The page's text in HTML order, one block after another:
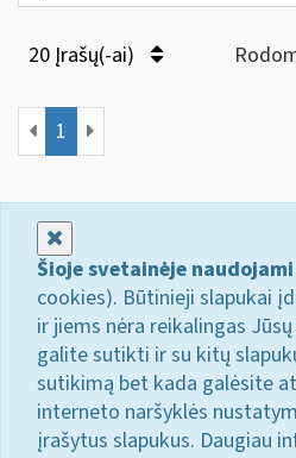
20 Įrašų(-ai)
1
Šioje svetainėje
cookies). Būtinieji slapukai
ir jiems nėra reikalingas
galite sutikti ir su kitų
sutikimą bet kada galėsite
interneto naršyklės
įrašytus slapukus. Daugiau